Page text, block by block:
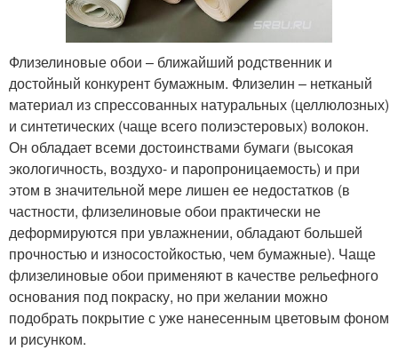
Флизелиновые обои – ближайший родственник и
достойный конкурент бумажным. Флизелин – нетканый
материал из спрессованных натуральных (целлюлозных)
и синтетических (чаще всего полиэстеровых) волокон.
Он обладает всеми достоинствами бумаги (высокая
экологичность, воздухо- и паропроницаемость) и при
этом в значительной мере лишен ее недостатков (в
частности, флизелиновые обои практически не
деформируются при увлажнении, обладают большей
прочностью и износостойкостью, чем бумажные). Чаще
флизелиновые обои применяют в качестве рельефного
основания под покраску, но при желании можно
подобрать покрытие с уже нанесенным цветовым фоном
и рисунком.